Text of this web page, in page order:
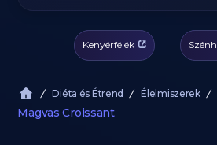
Kenyérfélék
Diéta és Étrend Élelmiszerek
Magvas Croissant